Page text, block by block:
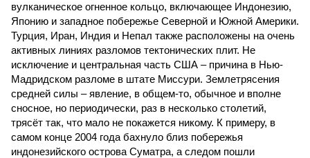
вулканическое огненное кольцо, включающее Индонезию,
Японию и западное побережье Северной и Южной Америки.
Турция, Иран, Индия и Непал также расположены на очень
активных линиях разломов тектонических плит. Не
исключение и центральная часть США – причина в Нью-
Мадридском разломе в штате Миссури. Землетрясения
средней силы – явление, в общем-то, обычное и вполне
сносное, но периодически, раз в несколько столетий,
трясёт так, что мало не покажется никому. К примеру, в
самом конце 2004 года бахнуло близ побережья
индонезийского острова Суматра, а следом пошли